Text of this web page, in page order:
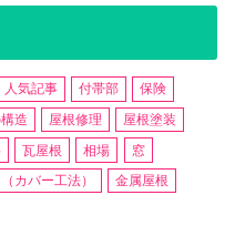
人気記事 付帯部
保険
造 屋根修理
屋根塗装
瓦屋根 相場
窓
カバー工法）
金属屋根